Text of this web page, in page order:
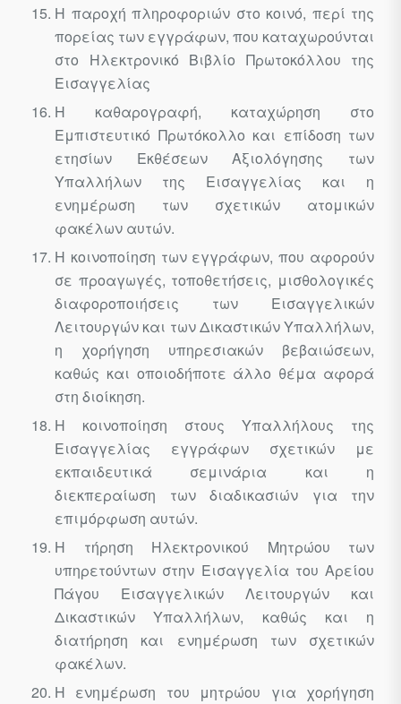
Η παροχή πληροφοριών στο κοινό, περί της
πορείας των εγγράφων, που καταχωρούνται
στο Ηλεκτρονικό Βιβλίο Πρωτοκόλλου της
Εισαγγελίας
Η καθαρογραφή, καταχώρηση στο
Εμπιστευτικό Πρωτόκολλο και επίδοση των
ετησίων Εκθέσεων Αξιολόγησης των
Υπαλλήλων της Εισαγγελίας και η
ενημέρωση των σχετικών ατομικών
φακέλων αυτών.
Η κοινοποίηση των εγγράφων, που αφορούν
σε προαγωγές, τοποθετήσεις, μισθολογικές
διαφοροποιήσεις των Εισαγγελικών
Λειτουργών και των Δικαστικών Υπαλλήλων,
η χορήγηση υπηρεσιακών βεβαιώσεων,
καθώς και οποιοδήποτε άλλο θέμα αφορά
στη διοίκηση.
Η κοινοποίηση στους Υπαλλήλους της
Εισαγγελίας εγγράφων σχετικών με
εκπαιδευτικά σεμινάρια και η
διεκπεραίωση των διαδικασιών για την
επιμόρφωση αυτών.
Η τήρηση Ηλεκτρονικού Μητρώου των
υπηρετούντων στην Εισαγγελία του Αρείου
Πάγου Εισαγγελικών Λειτουργών και
Δικαστικών Υπαλλήλων, καθώς και η
διατήρηση και ενημέρωση των σχετικών
φακέλων.
Η ενημέρωση του μητρώου για χορήγηση